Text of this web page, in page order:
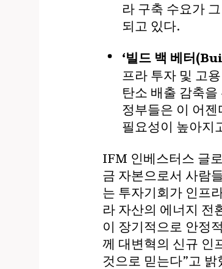
라 구축 수요가
되고 있다.
‘빌드 백 베터
프라 투자 및 고
탄소 배출 감축
정부들은 이 어
필요성이 높아지
IFM 인베스터스 글
금 자본으로서 사람
는 투자기회가 인프
라 자산의 에너지 전
이 장기적으로 안정
께 대변혁의 신규 인
것으로 믿는다”고 밝